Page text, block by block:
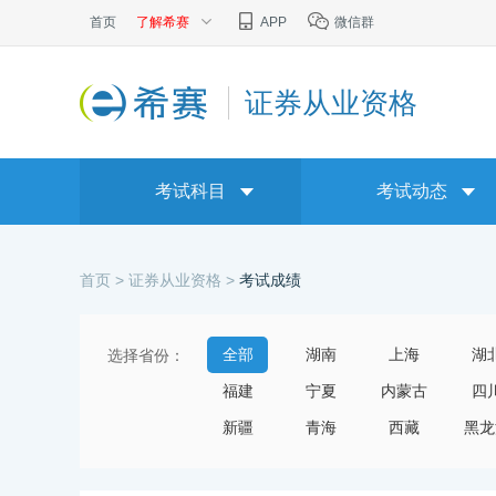
首页 了解希赛 APP 微信群
证券从业资格
考试科目 考试动态
首页 > 证券从业资格 > 考试成绩
选择省份： 全部 湖南 上海 湖
福建 宁夏 内蒙古 四
新疆 青海 西藏 黑